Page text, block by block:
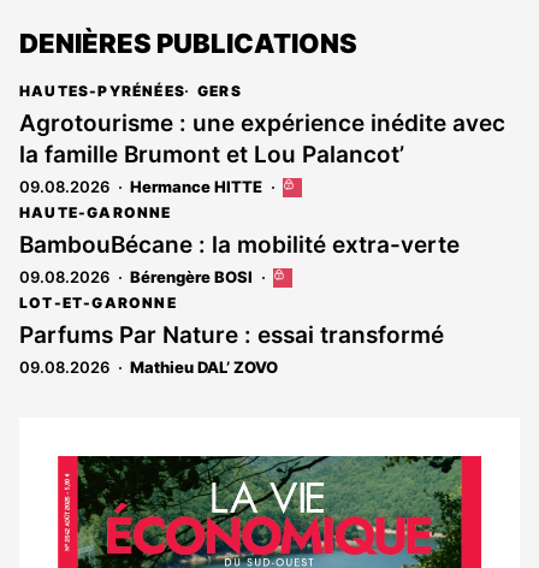
DENIÈRES PUBLICATIONS
HAUTES-PYRÉNÉES GERS
Agrotourisme : une expérience inédite avec
la famille Brumont et Lou Palancot’
09.08.2026 Hermance HITTE
Cet
est
réservé
aux
HAUTE-GARONNE
BambouBécane : la mobilité extra-verte
09.08.2026 Bérengère BOSI
Cet
réservé
aux
LOT-ET-GARONNE
Parfums Par Nature : essai transformé
09.08.2026 Mathieu DAL’ ZOVO
Notre
dernier
magazine